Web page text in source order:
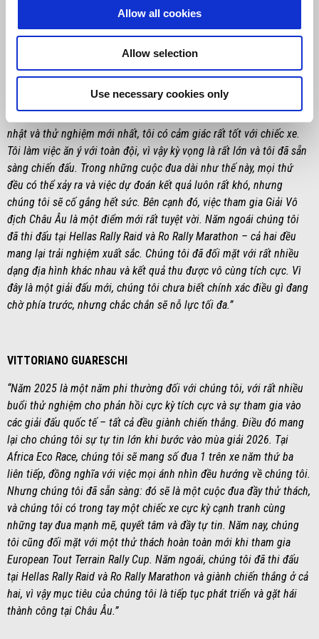
Allow all cookies
Allow selection
Use necessary cookies only
nhấn hoàn hảo cho tất cả những nỗ lực tuyệt vời của toàn đội.”
MARCO MENICHINI
“Mùa giải 2026 đã bắt đầu và chúng tôi sẵn sàng cho Africa Eco
nhật và thử nghiệm mới nhất, tôi có cảm giác rất tốt với chiếc xe.
Tôi làm việc ăn ý với toàn đội, vì vậy kỳ vọng là rất lớn và tôi đã sẵn
sàng chiến đấu. Trong những cuộc đua dài như thế này, mọi thứ
đều có thể xảy ra và việc dự đoán kết quả luôn rất khó, nhưng
chúng tôi sẽ cố gắng hết sức. Bên cạnh đó, việc tham gia Giải Vô
địch Châu Âu là một điểm mới rất tuyệt vời. Năm ngoái chúng tôi
đã thi đấu tại Hellas Rally Raid và Ro Rally Marathon – cả hai đều
mang lại trải nghiệm xuất sắc. Chúng tôi đã đối mặt với rất nhiều
dạng địa hình khác nhau và kết quả thu được vô cùng tích cực. Vì
đây là một giải đấu mới, chúng tôi chưa biết chính xác điều gì đang
chờ phía trước, nhưng chắc chắn sẽ nỗ lực tối đa.”
VITTORIANO GUARESCHI
“Năm 2025 là một năm phi thường đối với chúng tôi, với rất nhiều
buổi thử nghiệm cho phản hồi cực kỳ tích cực và sự tham gia vào
các giải đấu quốc tế – tất cả đều giành chiến thắng. Điều đó mang
lại cho chúng tôi sự tự tin lớn khi bước vào mùa giải 2026. Tại
Africa Eco Race, chúng tôi sẽ mang số đua 1 trên xe năm thứ ba
liên tiếp, đồng nghĩa với việc mọi ánh nhìn đều hướng về chúng tôi.
Nhưng chúng tôi đã sẵn sàng: đó sẽ là một cuộc đua đầy thử thách,
và chúng tôi có trong tay một chiếc xe cực kỳ cạnh tranh cùng
những tay đua mạnh mẽ, quyết tâm và đầy tự tin. Năm nay, chúng
tôi cũng đối mặt với một thử thách hoàn toàn mới khi tham gia
European Tout Terrain Rally Cup. Năm ngoái, chúng tôi đã thi đấu
tại Hellas Rally Raid và Ro Rally Marathon và giành chiến thắng ở cả
hai, vì vậy mục tiêu của chúng tôi là tiếp tục phát triển và gặt hái
thành công tại Châu Âu.”